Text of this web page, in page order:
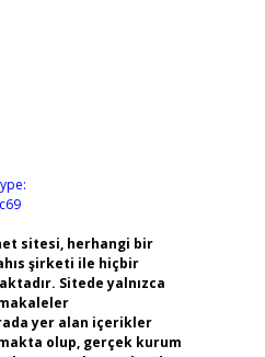
sitesi, herhangi bir
şirketi ile hiçbir
Sitede yalnızca
makaleler
yer alan içerikler
olup, gerçek kurum